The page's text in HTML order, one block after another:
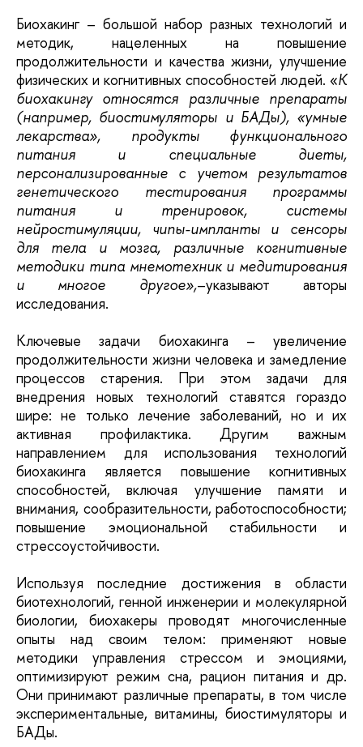
Биохакинг – большой набор разных технологий и
методик, нацеленных на повышение
продолжительности и качества жизни, улучшение
физических и когнитивных способностей людей. «К
биохакингу относятся различные препараты
(например, биостимуляторы и БАДы), «умные
лекарства», продукты функционального
питания и специальные диеты,
персонализированные с учетом результатов
генетического тестирования программы
питания и тренировок, системы
нейростимуляции, чипы-импланты и сенсоры
для тела и мозга, различные когнитивные
методики типа мнемотехник и медитирования
и многое другое»,–указывают авторы
исследования.
Ключевые задачи биохакинга – увеличение
продолжительности жизни человека и замедление
процессов старения. При этом задачи для
внедрения новых технологий ставятся гораздо
шире: не только лечение заболеваний, но и их
активная профилактика. Другим важным
направлением для использования технологий
биохакинга является повышение когнитивных
способностей, включая улучшение памяти и
внимания, сообразительности, работоспособности;
повышение эмоциональной стабильности и
стрессоустойчивости.
Используя последние достижения в области
биотехнологий, генной инженерии и молекулярной
биологии, биохакеры проводят многочисленные
опыты над своим телом: применяют новые
методики управления стрессом и эмоциями,
оптимизируют режим сна, рацион питания и др.
Они принимают различные препараты, в том числе
экспериментальные, витамины, биостимуляторы и
БАДы.